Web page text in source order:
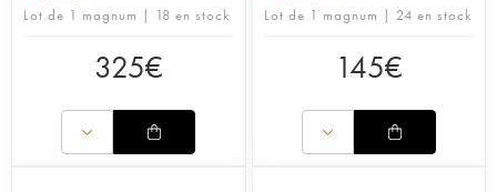
Lot de 1 magnum | 18 en stock
325€
Lot de 1 magnum | 24 en stock
145€